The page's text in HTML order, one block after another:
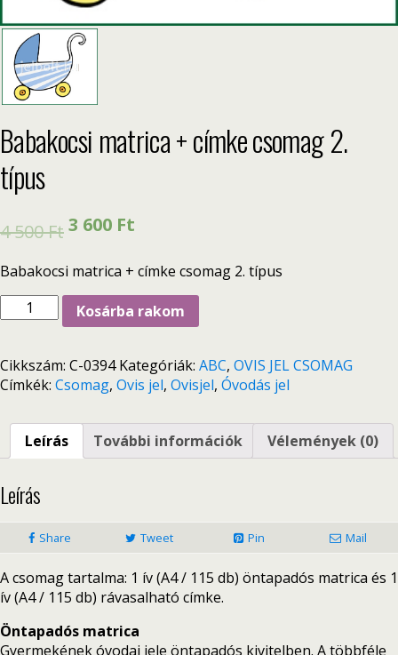
Babakocsi matrica + címke csomag 2.
típus
4 500Ft3 600 Ft
Babakocsi matrica + címke csomag 2. típus
Kosárba rakom
Cikkszám: C-0394 Kategóriák: ABC, OVIS JEL CSOMAG
Címkék: Csomag, Ovis jel, Ovisjel, Óvodás jel
Leírás További információk Vélemények (0)
Leírás
Share Tweet Pin Mail
A csomag tartalma: 1 ív (A4 / 115 db) öntapadós matrica és 1
ív (A4 / 115 db) rávasalható címke.
Öntapadós matrica
Gyermekének óvodai jele öntapadós kivitelben. A többféle